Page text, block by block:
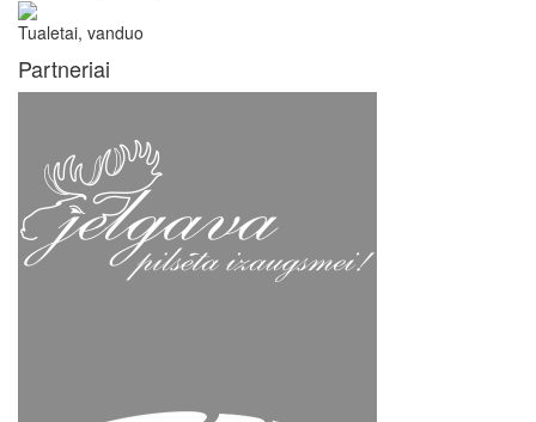
Tualetai, vanduo
Partneriai